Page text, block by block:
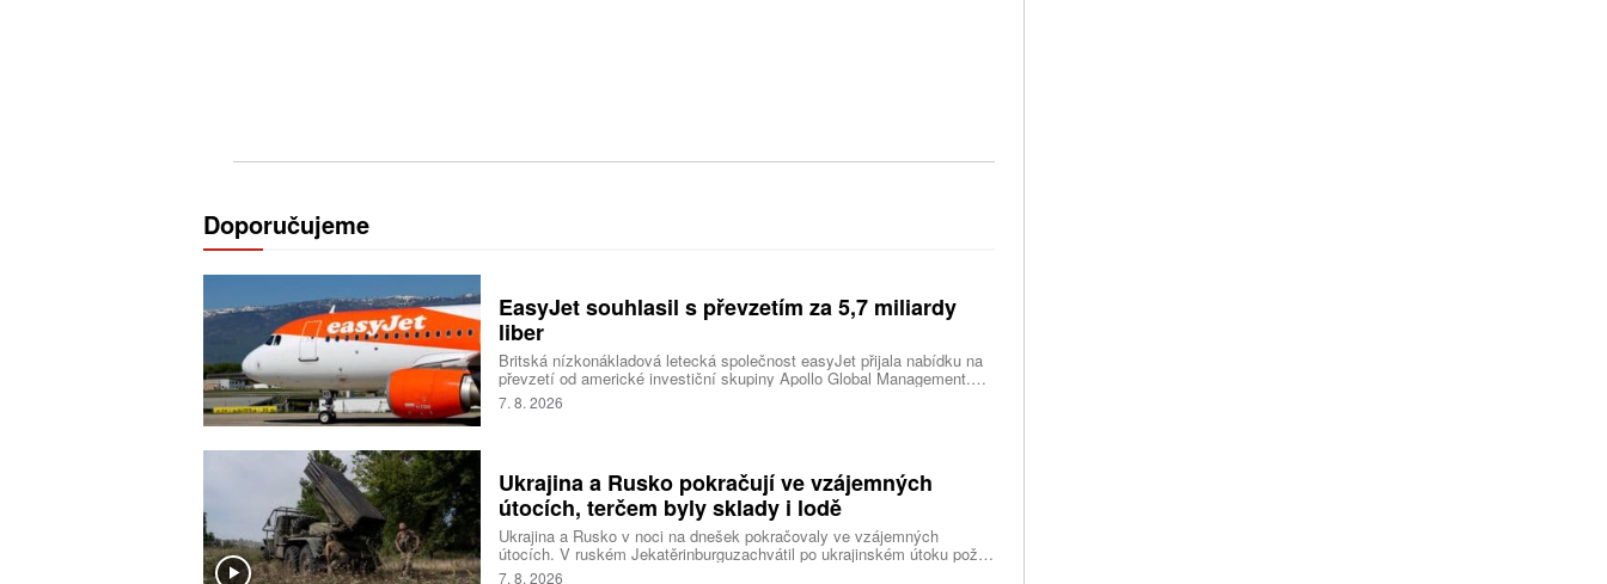
Doporučujeme
EasyJet souhlasil s převzetím za 5,7 miliardy
liber
Britská nízkonákladová letecká společnost easyJet přijala nabídku na
převzetí od americké investiční skupiny Apollo Global Management.
Transakce oceňuje aerolinku na 5,7 miliardy liber, tedy přibližně 162
miliard korun.
7. 8. 2026
Ukrajina a Rusko pokračují ve vzájemných
útocích, terčem byly sklady i lodě
Ukrajina a Rusko v noci na dnešek pokračovaly ve vzájemných
útocích. V ruském Jekatěrinburguzachvátil po ukrajinském útoku požár
logistické centrum ruského internetového prodejce Wildberries.
7. 8. 2026